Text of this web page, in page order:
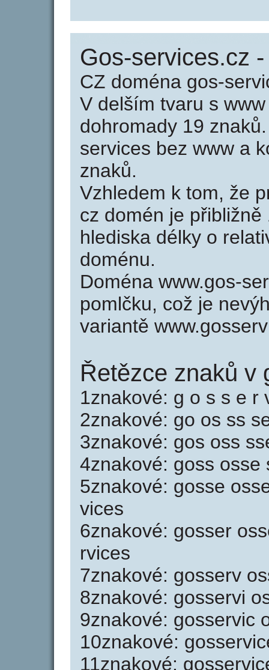
Gos-services.cz
CZ doména gos-
V delším tvaru s
dohromady 19
services bez www a
znaků.
Vzhledem k tom, že
cz domén je
hlediska délky o
doménu.
Doména www.gos-
pomlčku, což je
variantě
Řetězce znaků v
1znakové: g o s s e r
2znakové: go os ss
3znakové: gos oss
4znakové: goss osse
5znakové: gosse
vices
6znakové: gosser
rvices
7znakové: gosserv
8znakové: gosservi
9znakové: gosservic
10znakové:
11znakové: